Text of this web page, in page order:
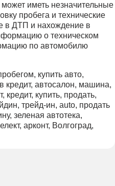
иметь незначительные
пробега и технические
в ДТП и нахождение в
о техническом
по автомобилю
купить авто,
кредит, автосалон, машина,
кредит, купить, продать,
трейд-ин, auto, продать
зеленая автотека,
арконт, Волгоград,